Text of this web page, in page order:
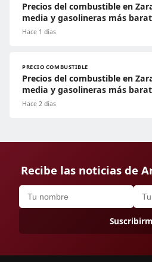
Precios del combustible en
media y gasolineras más
Hace 1 días
PRECIO COMBUSTIBLE
Precios del combustible en
media y gasolineras más
Hace 2 días
Recibe las noticias de